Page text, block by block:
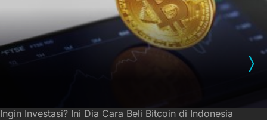
Ingin Investasi? Ini Dia Cara Beli Bitcoin di Indonesia